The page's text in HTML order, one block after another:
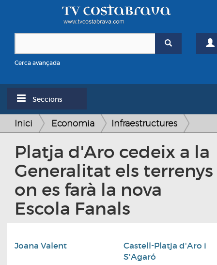
Cerca avançada
Seccions
Inici Economia Infraestructures
Platja d'Aro cedeix a la
Generalitat els terrenys
on es farà la nova
Escola Fanals
Joana Valent
Castell-Platja d'Aro i
S'Agaró